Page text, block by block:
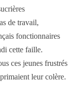
de travail,
fonctionnaires
cette faille.
ces jeunes frustrés
leur colère.